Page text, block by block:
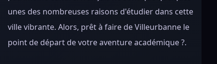
unes des nombreuses raisons d'étudier dans cette
ville vibrante. Alors, prêt à faire de Villeurbanne le
point de départ de votre aventure académique ?.